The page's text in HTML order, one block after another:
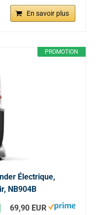
En savoir plus
PROMOTION
Électrique,
NB904B
69,90 EUR